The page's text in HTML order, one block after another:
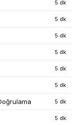
5 dk
5 dk
5 dk
5 dk
5 dk
5 dk
5 dk
5 dk